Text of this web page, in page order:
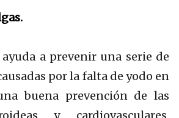
a prevenir una serie de
por la falta de yodo en
buena prevención de las
y cardiovasculares,